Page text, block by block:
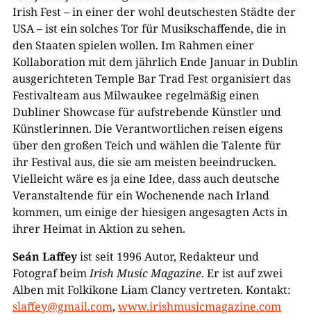
Irish Fest – in einer der wohl deutschesten Städte der
USA – ist ein solches Tor für Musikschaffende, die in
den Staaten spielen wollen. Im Rahmen einer
Kollaboration mit dem jährlich Ende Januar in Dublin
ausgerichteten Temple Bar Trad Fest organisiert das
Festivalteam aus Milwaukee regelmäßig einen
Dubliner Showcase für aufstrebende Künstler und
Künstlerinnen. Die Verantwortlichen reisen eigens
über den großen Teich und wählen die Talente für
ihr Festival aus, die sie am meisten beeindrucken.
Vielleicht wäre es ja eine Idee, dass auch deutsche
Veranstaltende für ein Wochenende nach Irland
kommen, um einige der hiesigen angesagten Acts in
ihrer Heimat in Aktion zu sehen.
Seán Laffeyist seit 1996 Autor, Redakteur und
Fotograf beimIrish Music Magazine. Er ist auf zwei
Alben mit Folkikone Liam Clancy vertreten. Kontakt:
slaffey@gmail.com, www.irishmusicmagazine.com